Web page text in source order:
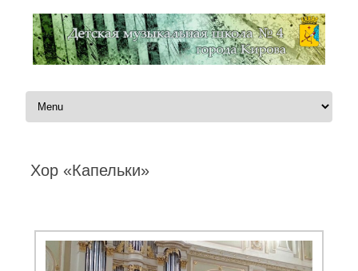
Перейти к содержимому
Хор «Капельки»